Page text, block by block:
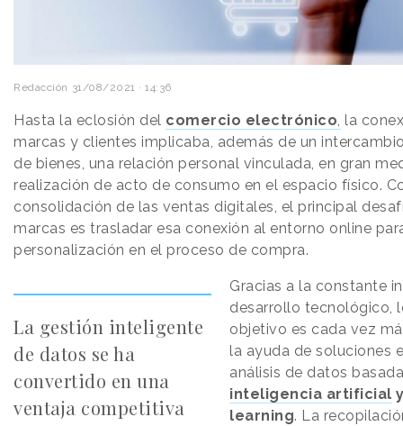
Redacción 31/08/2021 · 14:36
Hasta la eclosión del comercio electrónico, la
marcas y clientes implicaba, además de un
de bienes, una relación personal vinculada, en gran
realización de acto de consumo en el espacio físico.
consolidación de las ventas digitales, el principal
marcas es trasladar esa conexión al entorno online
personalización en el proceso de compra.
La gestión inteligente
de datos se ha
convertido en una
ventaja competitiva
Gracias a la constante
desarrollo tecnológico,
objetivo es cada vez
la ayuda de soluciones
análisis de datos
inteligencia artificial
learning. La